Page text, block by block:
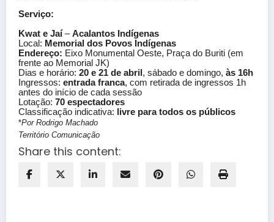
Serviço:
Kwat e Jaí –Acalantos Indígenas
Local: Memorial dos Povos Indígenas
Endereço: Eixo Monumental Oeste, Praça do Buriti (em
frente ao Memorial JK)
Dias e horário: 20 e 21 de abril , sábado e domingo, às 16h
Ingressos: entrada franca, com retirada de ingressos 1h
antes do início de cada sessão
Lotação: 70 espectadores
Classificação indicativa:
livre para todos os públicos
*Por Rodrigo Machado
Território Comunicação
Share this content: